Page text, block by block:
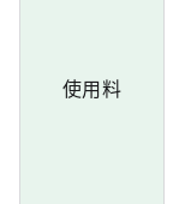
使用料